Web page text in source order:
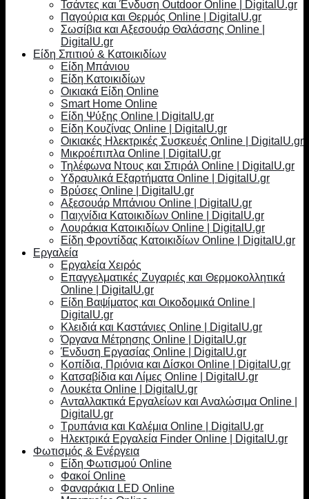
Τσάντες και Ένδυση Outdoor Online | DigitalU.gr
Παγούρια και Θερμός Online | DigitalU.gr
Σωσίβια και Αξεσουάρ Θαλάσσης Online |
DigitalU.gr
Είδη Σπιτιού & Κατοικιδίων
Είδη Μπάνιου
Είδη Κατοικιδίων
Οικιακά Είδη Online
Smart Home Online
Είδη Ψύξης Online | DigitalU.gr
Είδη Κουζίνας Online | DigitalU.gr
Οικιακές Ηλεκτρικές Συσκευές Online | DigitalU.gr
Μικροέπιπλα Online | DigitalU.gr
Τηλέφωνα Ντους και Σπιράλ Online | DigitalU.gr
Υδραυλικά Εξαρτήματα Online | DigitalU.gr
Βρύσες Online | DigitalU.gr
Αξεσουάρ Μπάνιου Online | DigitalU.gr
Παιχνίδια Κατοικιδίων Online | DigitalU.gr
Λουράκια Κατοικιδίων Online | DigitalU.gr
Είδη Φροντίδας Κατοικιδίων Online | DigitalU.gr
Εργαλεία
Εργαλεία Χειρός
Επαγγελματικές Ζυγαριές και Θερμοκολλητικά
Online | DigitalU.gr
Είδη Βαψίματος και Οικοδομικά Online |
DigitalU.gr
Κλειδιά και Καστάνιες Online | DigitalU.gr
Όργανα Μέτρησης Online | DigitalU.gr
Ένδυση Εργασίας Online | DigitalU.gr
Κοπίδια, Πριόνια και Δίσκοι Online | DigitalU.gr
Κατσαβίδια και Λίμες Online | DigitalU.gr
Λουκέτα Online | DigitalU.gr
Ανταλλακτικά Εργαλείων και Αναλώσιμα Online |
DigitalU.gr
Τρυπάνια και Καλέμια Online | DigitalU.gr
Ηλεκτρικά Εργαλεία Finder Online | DigitalU.gr
Φωτισμός & Ενέργεια
Είδη Φωτισμού Online
Φακοί Online
Φαναράκια LED Online